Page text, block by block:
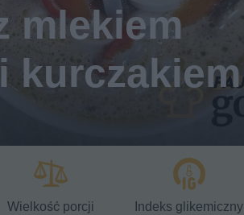
mlekiem
kurczakiem
Wielkość porcji
Indeks glikemiczny